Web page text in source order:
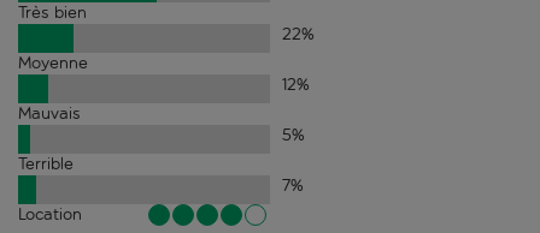
Très bien
22%
Moyenne
12%
Mauvais
5%
Terrible
7%
Location